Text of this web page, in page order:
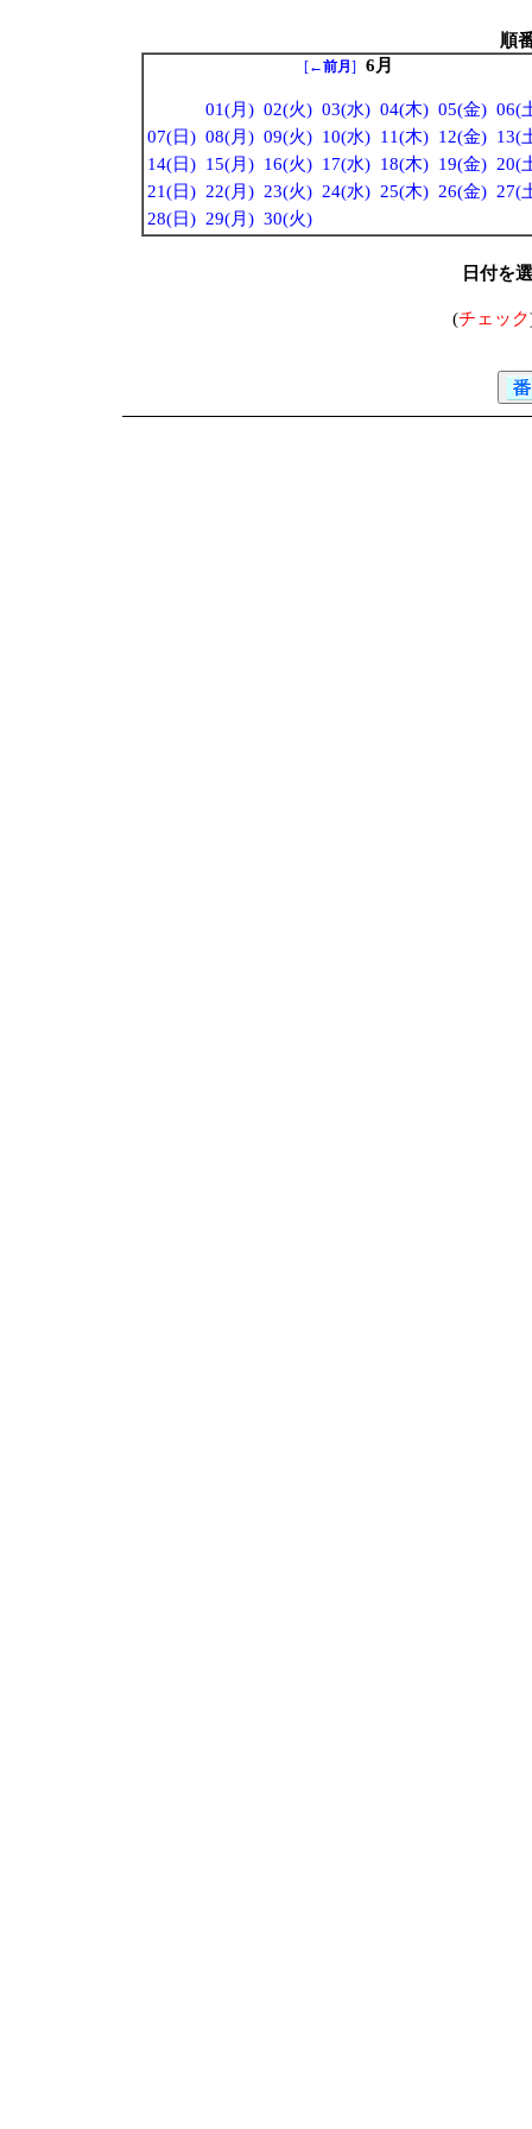
順
[←前月 ] 6月
01(月) 02(火) 03(水) 04(木) 05(金) 06(
07(日) 08(月) 09(火) 10(水) 11(木) 12(金) 13(
14(日) 15(月) 16(火) 17(水) 18(木) 19(金) 20(
21(日) 22(月) 23(火) 24(水) 25(木) 26(金) 27(
28(日) 29(月) 30(火)
日付を
(チェック